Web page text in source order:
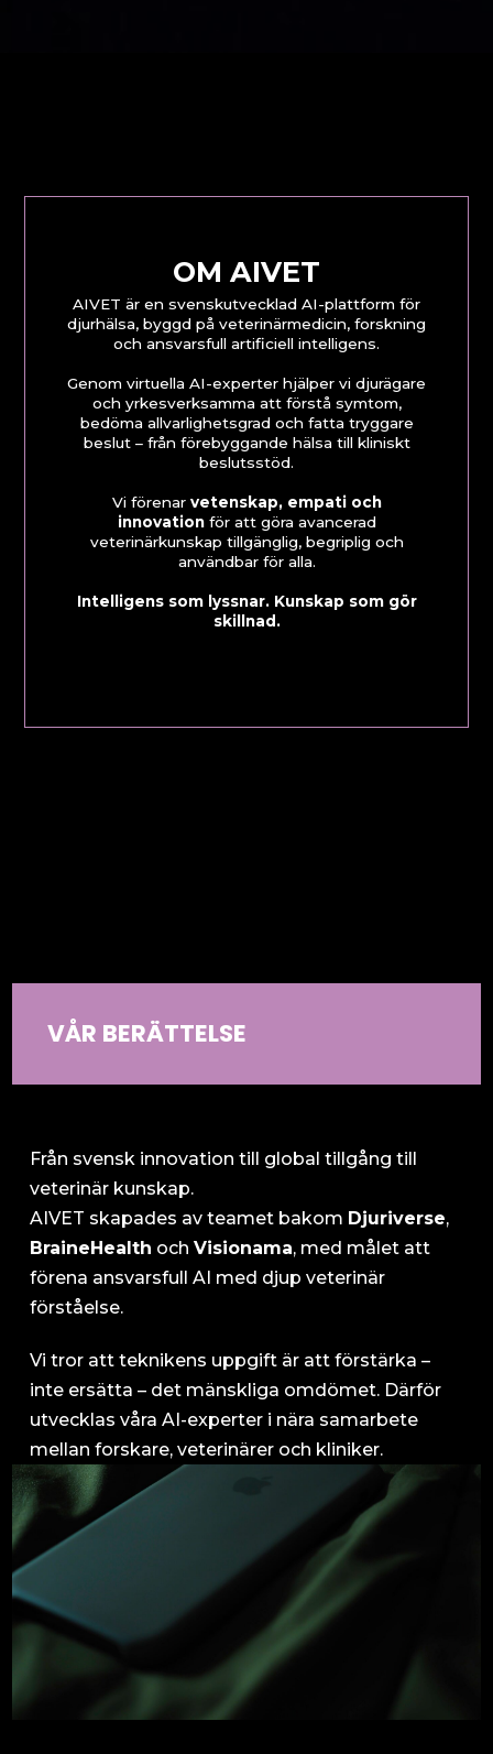
OM AIVET
AIVET är en svenskutvecklad AI-plattform för
djurhälsa, byggd på veterinärmedicin, forskning
och ansvarsfull artificiell intelligens.
Genom virtuella AI-experter hjälper vi djurägare
och yrkesverksamma att förstå symtom,
bedöma allvarlighetsgrad och fatta tryggare
beslut – från förebyggande hälsa till kliniskt
beslutsstöd.
Vi förenar vetenskap, empati och
innovationför att göra avancerad
veterinärkunskap tillgänglig, begriplig och
användbar för alla.
Intelligens som lyssnar. Kunskap som gör
skillnad.
VÅR BERÄTTELSE
Från svensk innovation till global tillgång till
veterinär kunskap.
AIVET skapades av teamet bakom Djuriverse,
BraineHealth ochVisionama, med målet att
förena ansvarsfull AI med djup veterinär
förståelse.
Vi tror att teknikens uppgift är att förstärka –
inte ersätta – det mänskliga omdömet. Därför
utvecklas våra AI-experter i nära samarbete
mellan forskare, veterinärer och kliniker.